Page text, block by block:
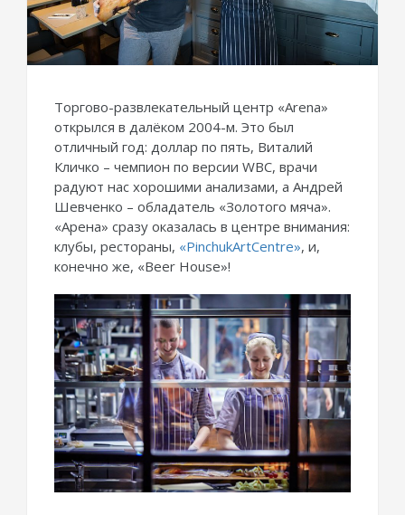
Торгово-развлекательный центр «Arena»
открылся в далёком 2004-м. Это был
отличный год: доллар по пять, Виталий
Кличко – чемпион по версии WBC, врачи
радуют нас хорошими анализами, а Андрей
Шевченко – обладатель «Золотого мяча».
«Арена» сразу оказалась в центре внимания:
клубы, рестораны, «PinchukArtCentre», и,
конечно же, «Beer House»!